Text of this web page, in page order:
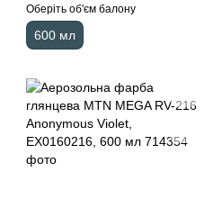
Оберіть об'єм балону
600 мл